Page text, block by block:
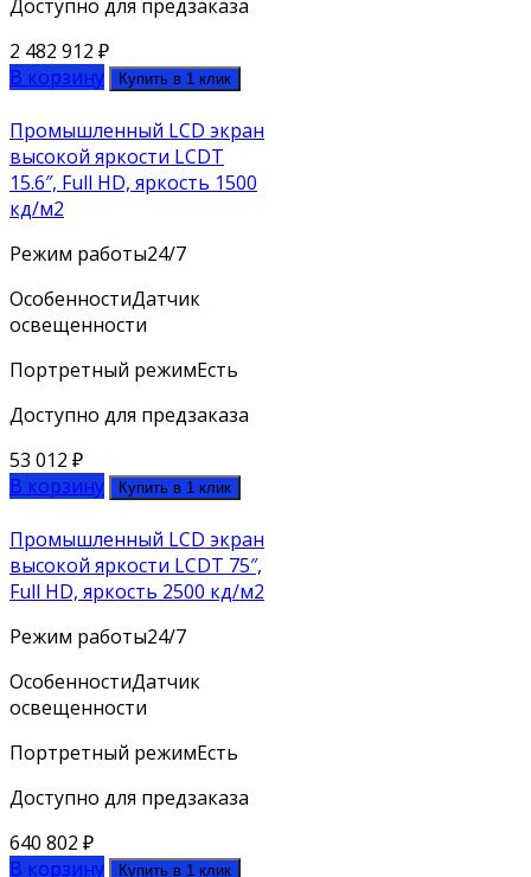
Доступно для предзаказа
2 482 912 ₽
В корзину
Купить в 1 клик
Промышленный LCD экран
высокой яркости LCDT
15.6″, Full HD, яркость 1500
кд/м2
Режим работы24/7
ОсобенностиДатчик
освещенности
Портретный режимЕсть
Доступно для предзаказа
53 012 ₽
В корзину
Купить в 1 клик
Промышленный LCD экран
высокой яркости LCDT 75″,
Full HD, яркость 2500 кд/м2
Режим работы24/7
ОсобенностиДатчик
освещенности
Портретный режимЕсть
Доступно для предзаказа
640 802 ₽
В корзину
Купить в 1 клик